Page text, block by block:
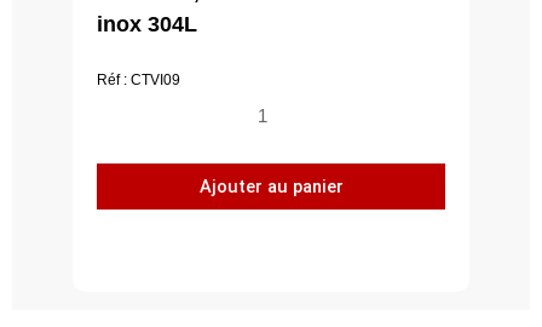
inox 304L
Réf : CTVI09
quantité
Trappe
de
Ajouter au panier